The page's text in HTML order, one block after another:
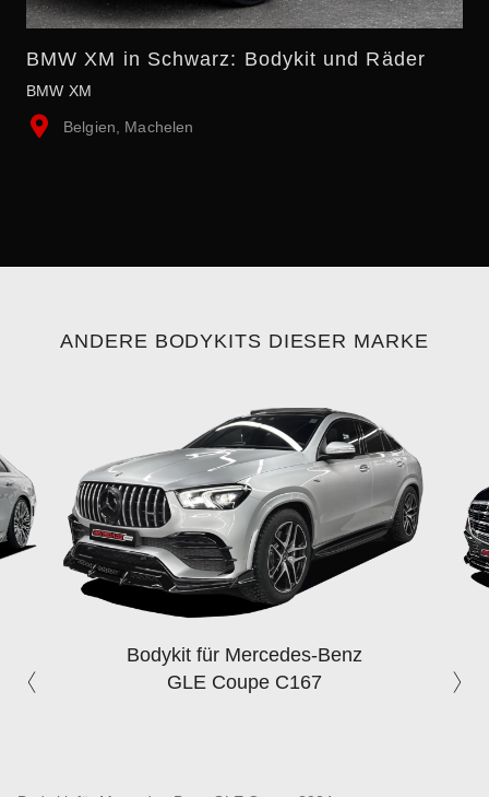
BMW XM in Schwarz: Bodykit und Räder
BMW XM
Belgien, Machelen
ANDERE BODYKITS DIESER MARKE
Bodykit für Mercedes-Benz
GLE Coupe C167